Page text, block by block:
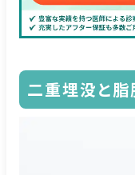
二重埋没と脂